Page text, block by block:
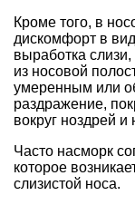
Кроме того, в
дискомфорт в
выработка
из носовой
умеренным или
раздражение,
вокруг ноздрей и
Часто насморк
которое
слизистой носа.